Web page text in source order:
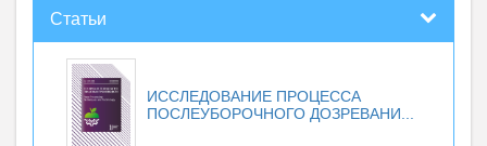
Статьи
ИССЛЕДОВАНИЕ ПРОЦЕССА
ПОСЛЕУБОРОЧНОГО ДОЗРЕВАНИ...